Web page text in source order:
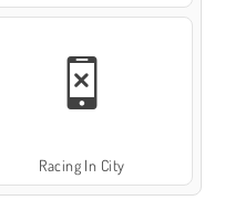
Racing In City